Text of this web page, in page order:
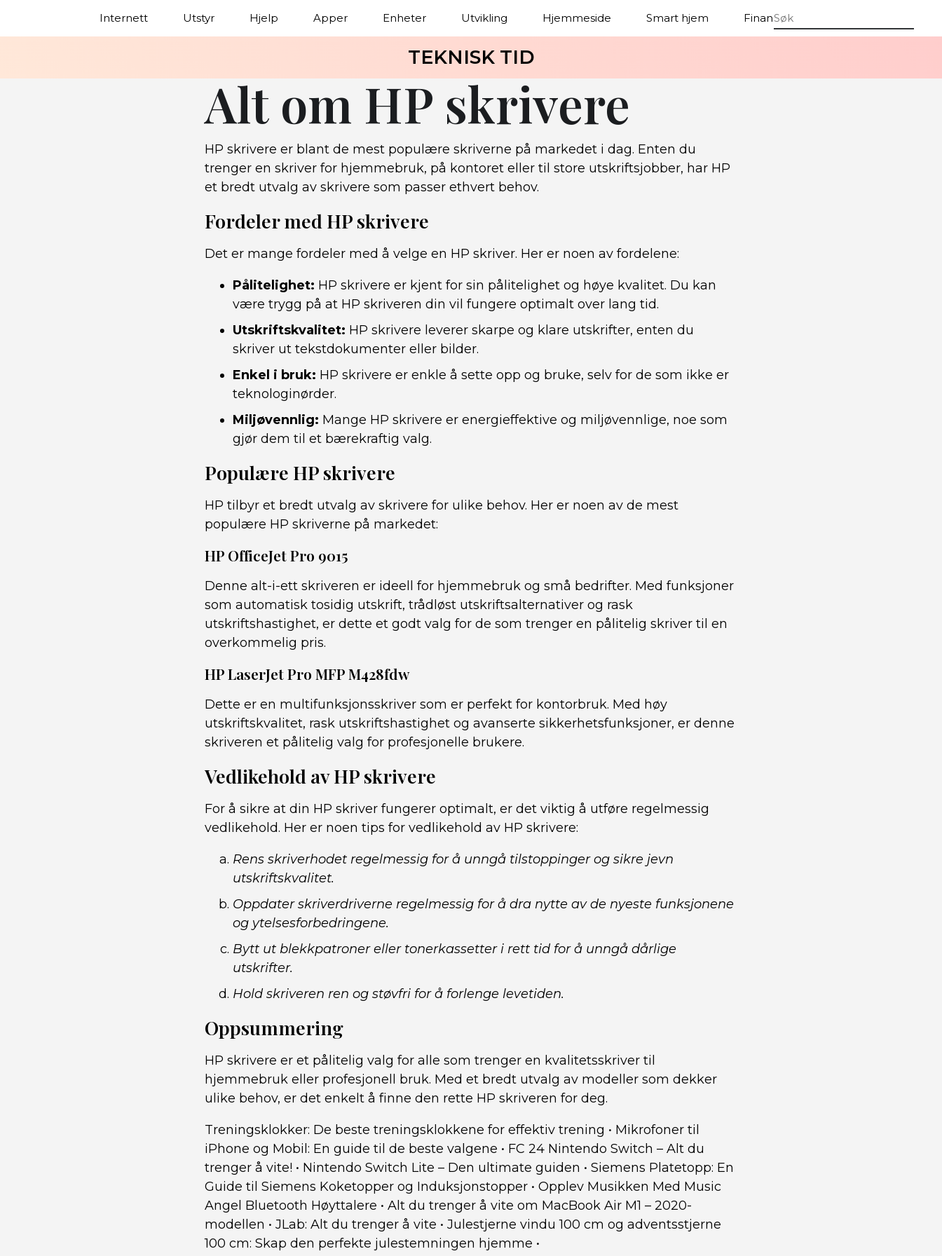
Internett Utstyr Hjelp Apper Enheter Utvikling Hjemmeside Smart hjem Finansiere
TEKNISK TID
Alt om HP skrivere
HP skrivere er blant de mest populære skriverne på markedet i dag. Enten du
trenger en skriver for hjemmebruk, på kontoret eller til store utskriftsjobber, har HP
et bredt utvalg av skrivere som passer ethvert behov.
Fordeler med HP skrivere
Det er mange fordeler med å velge en HP skriver. Her er noen av fordelene:
Pålitelighet: HP skrivere er kjent for sin pålitelighet og høye kvalitet. Du kan
være trygg på at HP skriveren din vil fungere optimalt over lang tid.
Utskriftskvalitet: HP skrivere leverer skarpe og klare utskrifter, enten du
skriver ut tekstdokumenter eller bilder.
Enkel i bruk: HP skrivere er enkle å sette opp og bruke, selv for de som ikke er
teknologinørder.
Miljøvennlig: Mange HP skrivere er energieffektive og miljøvennlige, noe som
gjør dem til et bærekraftig valg.
Populære HP skrivere
HP tilbyr et bredt utvalg av skrivere for ulike behov. Her er noen av de mest
populære HP skriverne på markedet:
HP OfficeJet Pro 9015
Denne alt-i-ett skriveren er ideell for hjemmebruk og små bedrifter. Med funksjoner
som automatisk tosidig utskrift, trådløst utskriftsalternativer og rask
utskriftshastighet, er dette et godt valg for de som trenger en pålitelig skriver til en
overkommelig pris.
HP LaserJet Pro MFP M428fdw
Dette er en multifunksjonsskriver som er perfekt for kontorbruk. Med høy
utskriftskvalitet, rask utskriftshastighet og avanserte sikkerhetsfunksjoner, er denne
skriveren et pålitelig valg for profesjonelle brukere.
Vedlikehold av HP skrivere
For å sikre at din HP skriver fungerer optimalt, er det viktig å utføre regelmessig
vedlikehold. Her er noen tips for vedlikehold av HP skrivere:
Rens skriverhodet regelmessig for å unngå tilstoppinger og sikre jevn
utskriftskvalitet.
Oppdater skriverdriverne regelmessig for å dra nytte av de nyeste funksjonene
og ytelsesforbedringene.
Bytt ut blekkpatroner eller tonerkassetter i rett tid for å unngå dårlige
utskrifter.
Hold skriveren ren og støvfri for å forlenge levetiden.
Oppsummering
HP skrivere er et pålitelig valg for alle som trenger en kvalitetsskriver til
hjemmebruk eller profesjonell bruk. Med et bredt utvalg av modeller som dekker
ulike behov, er det enkelt å finne den rette HP skriveren for deg.
Treningsklokker: De beste treningsklokkene for effektiv trening • Mikrofoner til
iPhone og Mobil: En guide til de beste valgene • FC 24 Nintendo Switch – Alt du
trenger å vite! • Nintendo Switch Lite – Den ultimate guiden • Siemens Platetopp: En
Guide til Siemens Koketopper og Induksjonstopper • Opplev Musikken Med Music
Angel Bluetooth Høyttalere • Alt du trenger å vite om MacBook Air M1 – 2020-
modellen • JLab: Alt du trenger å vite • Julestjerne vindu 100 cm og adventsstjerne
100 cm: Skap den perfekte julestemningen hjemme •